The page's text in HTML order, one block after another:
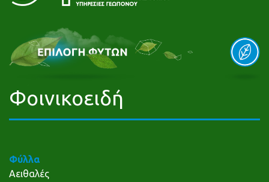
Φοινικοειδή
Φύλλα
Αειθαλές